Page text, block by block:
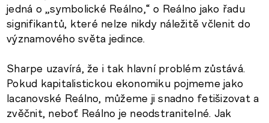
jedná o „symbolické Reálno,“ o Reálno jako řadu
signifikantů, které nelze nikdy náležitě včlenit do
významového světa jedince.
Sharpe uzavírá, že i tak hlavní problém zůstává.
Pokud kapitalistickou ekonomiku pojmeme jako
lacanovské Reálno, můžeme ji snadno fetišizovat a
zvěčnit, neboť Reálno je neodstranitelné. Jak